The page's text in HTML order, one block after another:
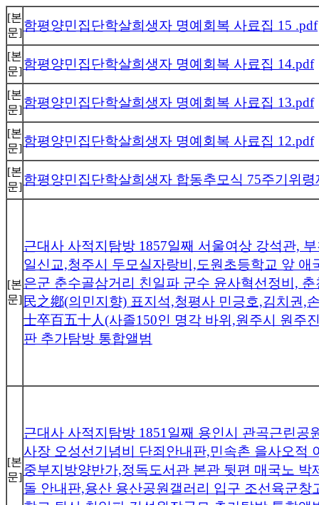
[본
문]함평양민집단학살희생자 명예회복 사료집 15 .pdf
[본
문]함평양민집단학살희생자 명예회복 사료집 14.pdf
[본
문]함평양민집단학살희생자 명예회복 사료집 13.pdf
[본
문]함평양민집단학살희생자 명예회복 사료집 12.pdf
[본
문]함평양민집단학살희생자 합동추모식 75주기위령
[본
문]
근대사 사적지탐방 1857일째 서울여상 강석관,
일신교,청주시 두모실자랑비,도원초등학교 앞 애
은군 춘수골삼거리 친일파 군수 윤사혁선정비,
民之鄕(의민지향) 표지석,청평사 민긍호,김치권,
士卒百五十人(사졸150인 명각 바위,원주시 원주
판 추가탐방 통합앨범
[본
문]
근대사 사적지탐방 1851일째 용인시 관곡근린공
사장 오성선기념비 단죄안내판,민속촌 을사오적
중부지방양반가,정독도서관 본관 뒷편 매국노 박
돌 안내판,용산 용산공원갤러리 입구 조선육군창